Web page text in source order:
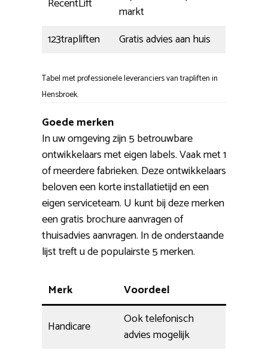
RecentLift
markt
123trapliften
Gratis advies aan huis
Tabel met professionele leveranciers van trapliften in
Hensbroek.
Goede merken
In uw omgeving zijn 5 betrouwbare
ontwikkelaars met eigen labels. Vaak met 1
of meerdere fabrieken. Deze ontwikkelaars
beloven een korte installatietijd en een
eigen serviceteam. U kunt bij deze merken
een gratis brochure aanvragen of
thuisadvies aanvragen. In de onderstaande
lijst treft u de populairste 5 merken.
Merk Voordeel
Handicare
Ook telefonisch
advies mogelijk